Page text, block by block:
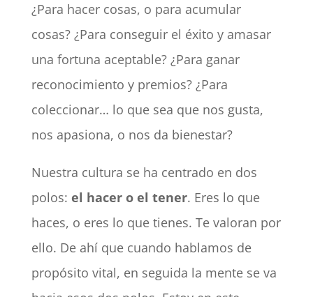
¿Para hacer cosas, o para acumular
cosas? ¿Para conseguir el éxito y amasar
una fortuna aceptable? ¿Para ganar
reconocimiento y premios? ¿Para
coleccionar… lo que sea que nos gusta,
nos apasiona, o nos da bienestar?
Nuestra cultura se ha centrado en dos
polos: el hacer o el tener. Eres lo que
haces, o eres lo que tienes. Te valoran por
ello. De ahí que cuando hablamos de
propósito vital, en seguida la mente se va